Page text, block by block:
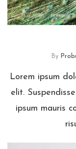
By
Lorem ipsum
elit.
ipsum mauris